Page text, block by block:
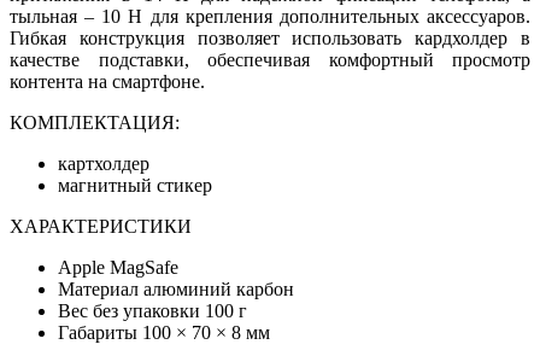
тыльная – 10 Н для крепления дополнительных аксессуаров.
Гибкая конструкция позволяет использовать кардхолдер в
качестве подставки, обеспечивая комфортный просмотр
контента на смартфоне.
КОМПЛЕКТАЦИЯ:
картхолдер
магнитный стикер
ХАРАКТЕРИСТИКИ
Apple MagSafe
Материал алюминий карбон
Вес без упаковки 100 г
Габариты 100 × 70 × 8 мм